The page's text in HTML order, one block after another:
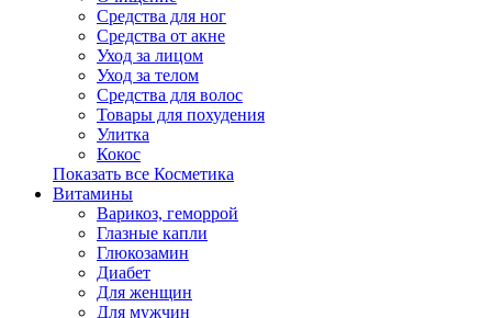
Средства для ног
Средства от акне
Уход за лицом
Уход за телом
Средства для волос
Товары для похудения
Улитка
Кокос
Показать все Косметика
Витамины
Варикоз, геморрой
Глазные капли
Глюкозамин
Диабет
Для женщин
Для мужчин